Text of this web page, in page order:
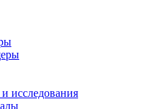
исследования